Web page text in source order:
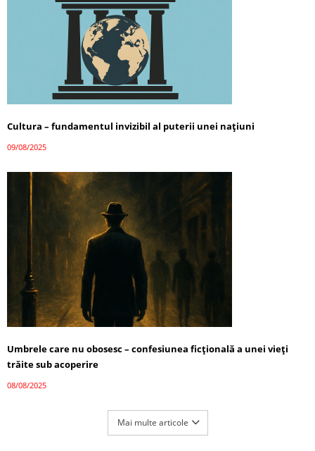
Cultura – fundamentul invizibil al puterii unei națiuni
09/08/2025
Umbrele care nu obosesc – confesiunea ficțională a unei vieți
trăite sub acoperire
08/08/2025
Mai multe articole